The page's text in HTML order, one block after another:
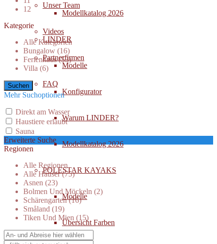
Modellkatalog 2026
LINDER
Modelle
Konfigurator
Warum LINDER?
Modellkatalog 2026
POLESTAR KAYAKS
Modelle
Übersicht Farben
Unser Team
Videos
Partnerfirmen
FAQ
12
Kategorie
Alle Kategorien
Bungalow (16)
Ferienhaus (53)
Villa (6)
Mehr Suchoptionen
Direkt am Wasser
Haustiere erlaubt
Sauna
Erweiterte Suche
Regionen
Alle Regionen
Alle Häuser (75)
Asnen (23)
Bolmen Und Möckeln (2)
Schärengarten (16)
Småland (19)
Tiken Und Mien (15)